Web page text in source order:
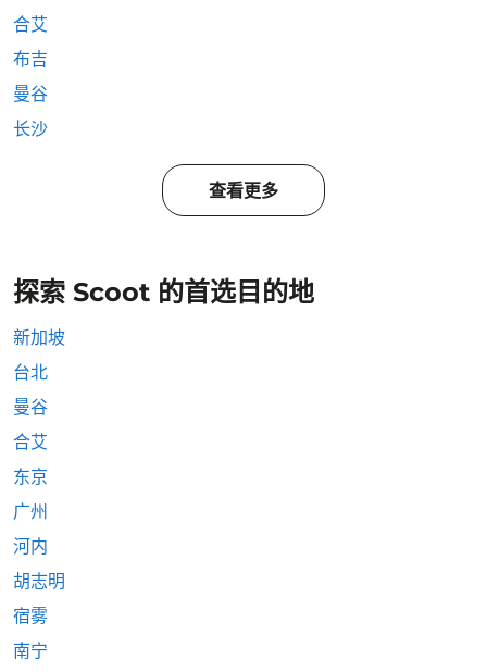
合艾
布吉
曼谷
长沙
查看更多
探索 Scoot 的首选目的地
新加坡
台北
曼谷
合艾
东京
广州
河内
胡志明
宿雾
南宁